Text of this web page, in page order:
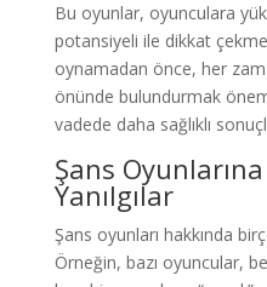
Bu oyunlar, oyunculara
potansiyeli ile dikkat
oynamadan önce, her
önünde bulundurmak
vadede daha sağlıklı
Şans
Yanılgılar
Şans oyunları hakkında
Örneğin, bazı oyuncular,